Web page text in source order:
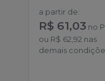
a partir de:
R$ 61,03 no
ou R$ 62,92 nas
demais